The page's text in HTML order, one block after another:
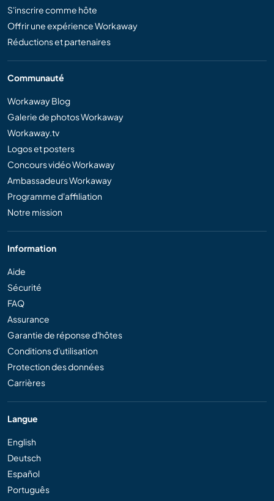
S'inscrire comme hôte
Offrir une expérience Workaway
Réductions et partenaires
Communauté
Workaway Blog
Galerie de photos Workaway
Workaway.tv
Logos et posters
Concours vidéo Workaway
Ambassadeurs Workaway
Programme d'affiliation
Notre mission
Information
Aide
Sécurité
FAQ
Assurance
Garantie de réponse d'hôtes
Conditions d'utilisation
Protection des données
Carrières
Langue
English
Deutsch
Español
Português